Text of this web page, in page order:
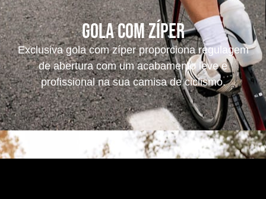
Gola com Zíper
Exclusiva gola com zíper proporciona regulagem
de abertura com um acabamento leve e
profissional na sua camisa de ciclismo.